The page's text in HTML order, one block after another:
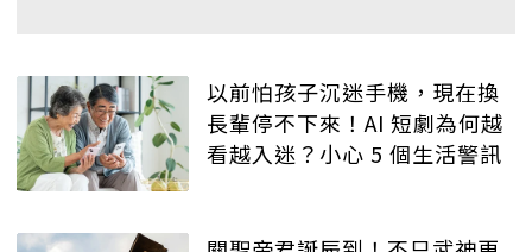
以前怕孩子沉迷手機，現在換
長輩停不下來！AI 短劇為何越
看越入迷？小心 5 個生活警訊